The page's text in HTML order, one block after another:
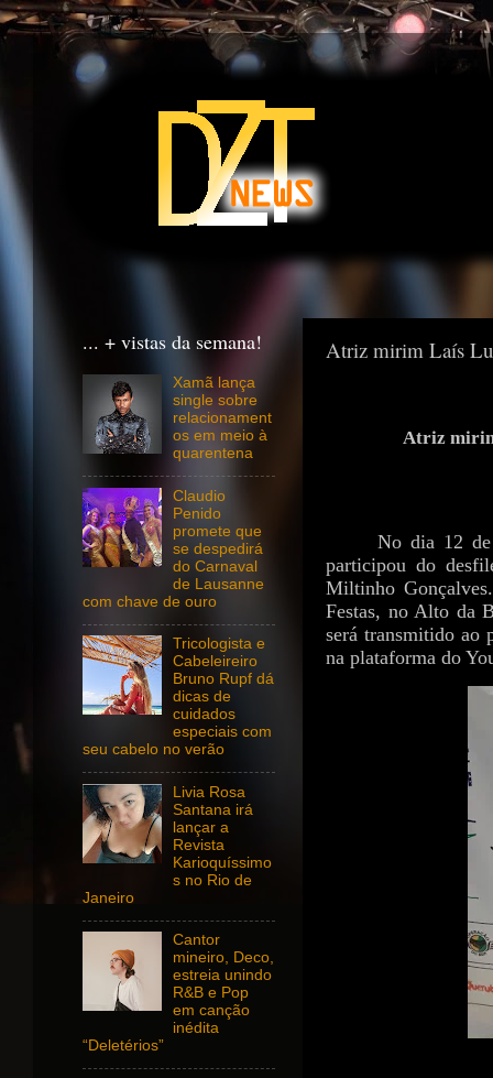
Atriz mirim Laís
Atriz mirim
No dia 12
participou do
Miltinho
Festas, no Alto da
será transmitido ao
na plataforma do
... + vistas da semana!
Xamã lança
single sobre
relacionament
os em meio à
quarentena
Claudio
Penido
promete que
se despedirá
do Carnaval
de Lausanne
com chave de ouro
Tricologista e
Cabeleireiro
Bruno Rupf dá
dicas de
cuidados
especiais com
seu cabelo no verão
Livia Rosa
Santana irá
lançar a
Revista
Karioquíssimo
s no Rio de
Janeiro
Cantor
mineiro, Deco,
estreia unindo
R&B e Pop
em canção
inédita
“Deletérios”